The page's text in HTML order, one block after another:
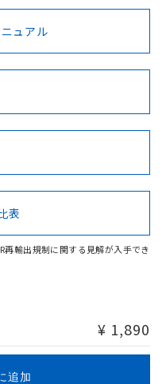
く前に、以下を必ずお読
Cd Cr(VI)
性があります。
ュアル
表
再輸出規制に関する見解が入手でき
¥ 1,890
追加